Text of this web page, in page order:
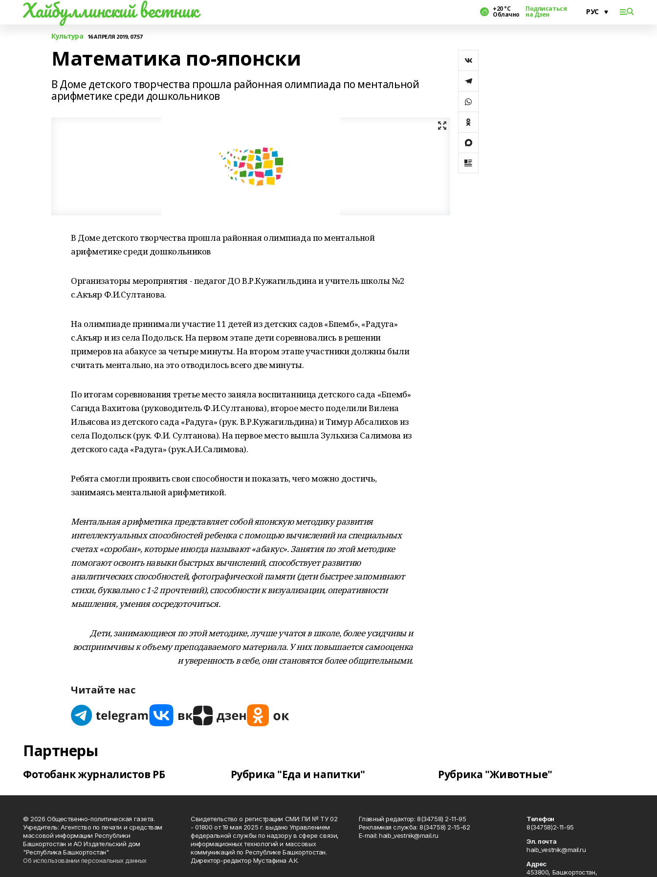
Хайбуллинский вестник +20 °С
Облачно
Подписаться
на Дзен
Культура 16 АПРЕЛЯ 2019, 07:57
Математика по-японски
В Доме детского творчества прошла районная олимпиада по ментальной
арифметике среди дошкольников
В Доме детского творчества прошла районная олимпиада по ментальной
арифметике среди дошкольников
Организаторы мероприятия - педагог ДО В.Р.Кужагильдина и учитель школы №2
с.Акъяр Ф.И.Султанова.
На олимпиаде принимали участие 11 детей из детских садов «Бәпембә», «Радуга»
с.Акъяр и из села Подольск. На первом этапе дети соревновались в решении
примеров на абакусе за четыре минуты. На втором этапе участники должны были
считать ментально, на это отводилось всего две минуты.
По итогам соревнования третье место заняла воспитанница детского сада «Бәпембә»
Сагида Вахитова (руководитель Ф.И.Султанова), второе место поделили Вилена
Ильясова из детского сада «Радуга» (рук. В.Р.Кужагильдина) и Тимур Абсалихов из
села Подольск (рук. Ф.И. Султанова). На первое место вышла Зульхиза Салимова из
детского сада «Радуга» (рук.А.И.Салимова).
Ребята смогли проявить свои способности и показать, чего можно достичь,
занимаясь ментальной арифметикой.
Ментальная арифметика представляет собой японскую методику развития
интеллектуальных способностей ребенка с помощью вычислений на специальных
счетах «соробан», которые иногда называют «абакус». Занятия по этой методике
помогают освоить навыки быстрых вычислений, способствует развитию
аналитических способностей, фотографической памяти (дети быстрее запоминают
стихи, буквально с 1-2 прочтений), способности к визуализации, оперативности
мышления, умения сосредоточиться.
Дети, занимающиеся по этой методике, лучше учатся в школе, более усидчивы и
восприимчивы к объему преподаваемого материала. У них повышается самооценка
и уверенность в себе, они становятся более общительными.
Читайте нас
Партнеры
Фотобанк журналистов РБ Рубрика "Еда и напитки" Рубрика "Животные"
© 2026 Общественно-политическая газета.
Учредитель: Агентство по печати и средствам
массовой информации Республики
Башкортостан и АО Издательский дом
"Республика Башкортостан"
Об использовании персональных данных
Свидетельство о регистрации СМИ: ПИ № ТУ 02
- 01800 от 19 мая 2025 г. выдано Управлением
федеральной службы по надзору в сфере связи,
информационных технологий и массовых
коммуникаций по Республике Башкортостан.
Директор-редактор Мустафина А.К.
Главный редактор: 8(34758) 2-11-95
Рекламная служба: 8(34758) 2-15-62
Е-mаil: haib_vestnik@mail.ru
Телефон
8(34758)2-11-95
Эл. почта
haib_vestnik@mail.ru
Адрес
453800, Башкортостан,